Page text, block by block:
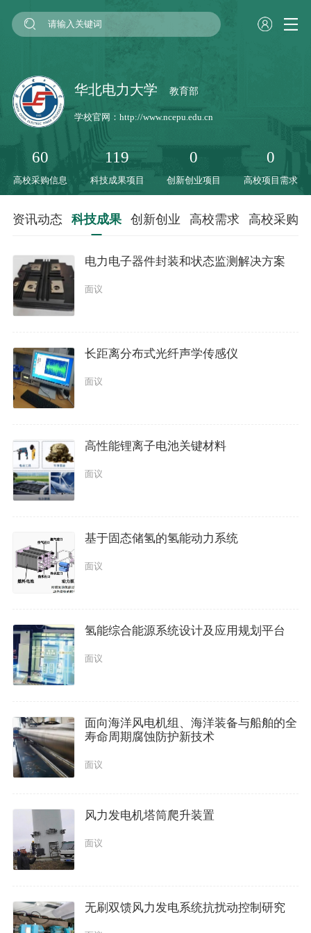
华北电力大学 教育部
学校官网： http://www.ncepu.edu.cn
60
高校采购信息
119
科技成果项目
0
创新创业项目
0
高校项目需求
资讯动态 科技成果 创新创业 高校需求 高校采购
电力电子器件封装和状态监测解决方案
面议
长距离分布式光纤声学传感仪
面议
高性能锂离子电池关键材料
面议
基于固态储氢的氢能动力系统
面议
氢能综合能源系统设计及应用规划平台
面议
面向海洋风电机组、海洋装备与船舶的全
寿命周期腐蚀防护新技术
面议
风力发电机塔筒爬升装置
面议
无刷双馈风力发电系统抗扰动控制研究